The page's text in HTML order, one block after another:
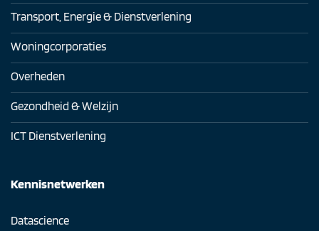
Transport, Energie & Dienstverlening
Woningcorporaties
Overheden
Gezondheid & Welzijn
ICT Dienstverlening
Kennisnetwerken
Datascience